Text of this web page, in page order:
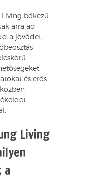
Living bőkezű
arra ad
a jövődet,
és erős
Living
a